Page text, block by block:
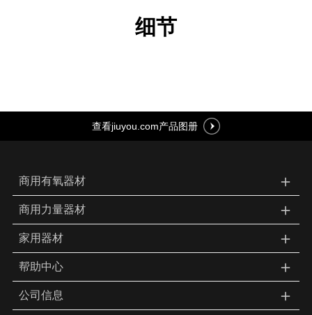
细节
查看jiuyou.com产品图册
商用有氧器材 ＋
商用力量器材 ＋
家用器材 ＋
帮助中心 ＋
公司信息
＋